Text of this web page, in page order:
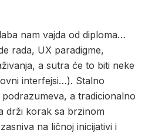
nam vajda od diploma…
rada, UX paradigme,
a sutra će to biti neke
interfejsi…). Stalno
a tradicionalno
drži korak sa brzinom
na ličnoj inicijativi i